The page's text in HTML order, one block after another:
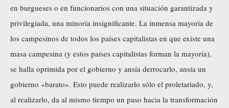
en burgueses o en funcionarios con una situación garantizada y
privilegiada, una minoría insignificante. La inmensa mayoría de
los campesinos de todos los países capitalistas en que existe una
masa campesina (y estos países capitalistas forman la mayoría),
se halla oprimida por el gobierno y ansía derrocarlo, ansía un
gobierno «barato». Esto puede realizarlo sólo el proletariado, y,
al realizarlo, da al mismo tiempo un paso hacia la transformación